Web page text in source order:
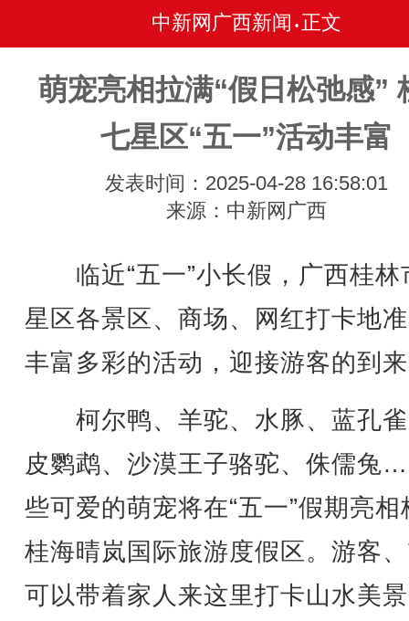
中新网广西新闻 • 正文
萌宠亮相拉满“假日松弛感”
七星区“五一”活动丰富
发表时间：2025-04-28 16:58:01
来源：中新网广西
临近“五一”小长假，广西桂林
星区各景区、商场、网红打卡地
丰富多彩的活动，迎接游客的到
柯尔鸭、羊驼、水豚、蓝孔
皮鹦鹉、沙漠王子骆驼、侏儒兔
些可爱的萌宠将在“五一”假期亮相
桂海晴岚国际旅游度假区。游客
可以带着家人来这里打卡山水美